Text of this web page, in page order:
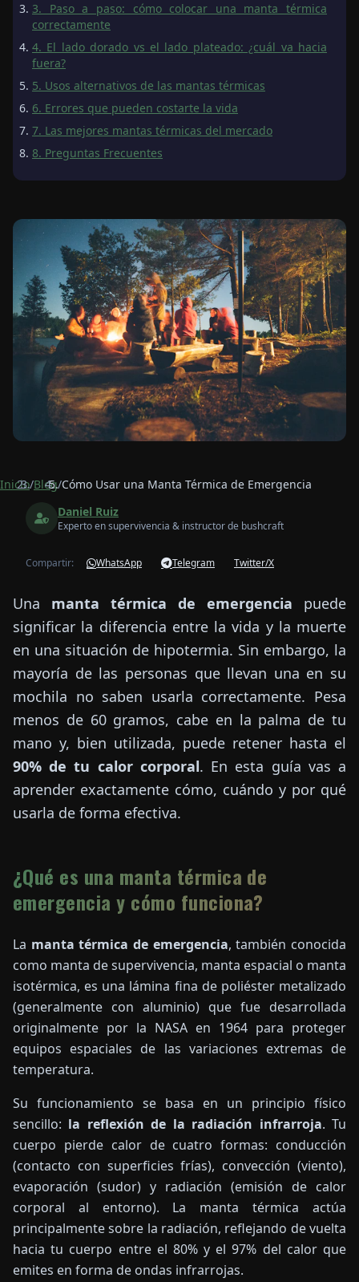
3. Paso a paso: cómo colocar una manta térmica
correctamente
4. El lado dorado vs el lado plateado: ¿cuál va hacia
fuera?
5. Usos alternativos de las mantas térmicas
6. Errores que pueden costarte la vida
7. Las mejores mantas térmicas del mercado
8. Preguntas Frecuentes
Inicio/Blog/Cómo Usar una Manta Térmica de Emergencia
Daniel Ruiz
Experto en supervivencia & instructor de bushcraft
Compartir: WhatsApp Telegram Twitter/X
Una manta térmica de emergencia puede
significar la diferencia entre la vida y la muerte
en una situación de hipotermia. Sin embargo, la
mayoría de las personas que llevan una en su
mochila no saben usarla correctamente. Pesa
menos de 60 gramos, cabe en la palma de tu
mano y, bien utilizada, puede retener hasta el
90% de tu calor corporal. En esta guía vas a
aprender exactamente cómo, cuándo y por qué
usarla de forma efectiva.
¿Qué es una manta térmica de
emergencia y cómo funciona?
La manta térmica de emergencia, también conocida
como manta de supervivencia, manta espacial o manta
isotérmica, es una lámina fina de poliéster metalizado
(generalmente con aluminio) que fue desarrollada
originalmente por la NASA en 1964 para proteger
equipos espaciales de las variaciones extremas de
temperatura.
Su funcionamiento se basa en un principio físico
sencillo: la reflexión de la radiación infrarroja. Tu
cuerpo pierde calor de cuatro formas: conducción
(contacto con superficies frías), convección (viento),
evaporación (sudor) y radiación (emisión de calor
corporal al entorno). La manta térmica actúa
principalmente sobre la radiación, reflejando de vuelta
hacia tu cuerpo entre el 80% y el 97% del calor que
emites en forma de ondas infrarrojas.